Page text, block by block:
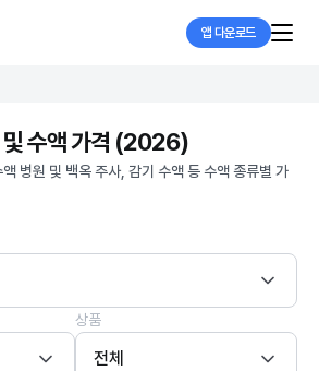
앱 다운로드
및 수액 가격 (2026)
병원 및 백옥 주사, 감기 수액 등 수액 종류별 가
상품
전체